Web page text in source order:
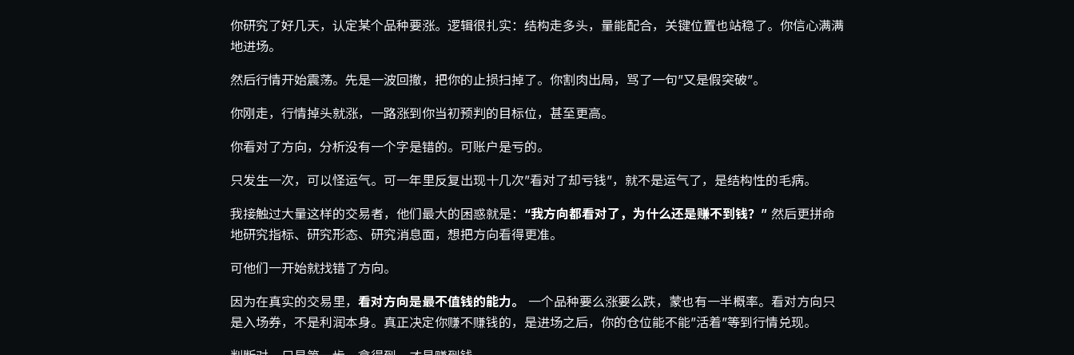
你研究了好几天，认定某个品种要涨。逻辑很扎实：结构走多头，量能配合，关键位置也站稳了。你信心满满
地进场。
然后行情开始震荡。先是一波回撤，把你的止损扫掉了。你割肉出局，骂了一句”又是假突破”。
你刚走，行情掉头就涨，一路涨到你当初预判的目标位，甚至更高。
你看对了方向，分析没有一个字是错的。可账户是亏的。
只发生一次，可以怪运气。可一年里反复出现十几次”看对了却亏钱”，就不是运气了，是结构性的毛病。
我接触过大量这样的交易者，他们最大的困惑就是： “我方向都看对了，为什么还是赚不到钱？” 然后更拼命
地研究指标、研究形态、研究消息面，想把方向看得更准。
可他们一开始就找错了方向。
因为在真实的交易里， 看对方向是最不值钱的能力。
一个品种要么涨要么跌，蒙也有一半概率。看对方向只
是入场券，不是利润本身。真正决定你赚不赚钱的，是进场之后，你的仓位能不能”活着”等到行情兑现。